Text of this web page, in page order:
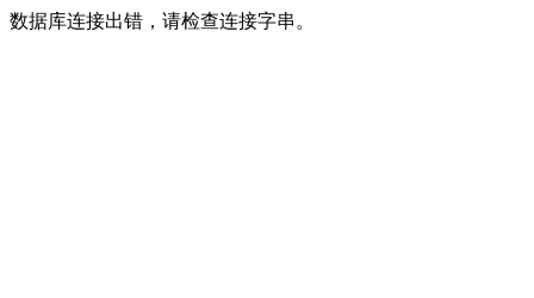
数据库连接出错，请检查连接字串。